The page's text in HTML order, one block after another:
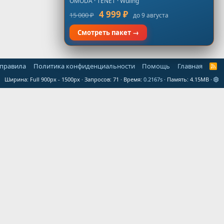
Политика конфиденциальности Помощь Главная
R
S
Ширина Запросов 71 Время 0.2167s Память 4.15MB
15 000 ₽ 4 999 ₽ до 9 августа
Смотреть пакет →